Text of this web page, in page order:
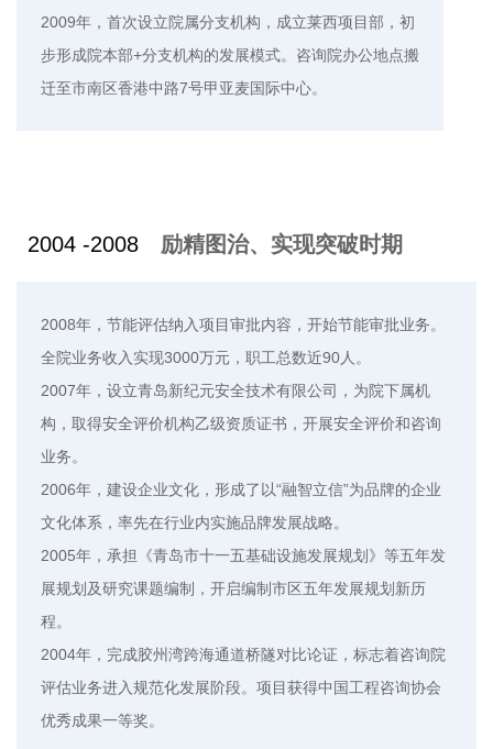
2009年，首次设立院属分支机构，成立莱西项目部，初
步形成院本部+分支机构的发展模式。咨询院办公地点搬
迁至市南区香港中路7号甲亚麦国际中心。
2004 -2008 励精图治、实现突破时期
2008年，节能评估纳入项目审批内容，开始节能审批业务。
全院业务收入实现3000万元，职工总数近90人。
2007年，设立青岛新纪元安全技术有限公司，为院下属机
构，取得安全评价机构乙级资质证书，开展安全评价和咨询
业务。
2006年，建设企业文化，形成了以“融智立信”为品牌的企业
文化体系，率先在行业内实施品牌发展战略。
2005年，承担《青岛市十一五基础设施发展规划》等五年发
展规划及研究课题编制，开启编制市区五年发展规划新历
程。
2004年，完成胶州湾跨海通道桥隧对比论证，标志着咨询院
评估业务进入规范化发展阶段。项目获得中国工程咨询协会
优秀成果一等奖。